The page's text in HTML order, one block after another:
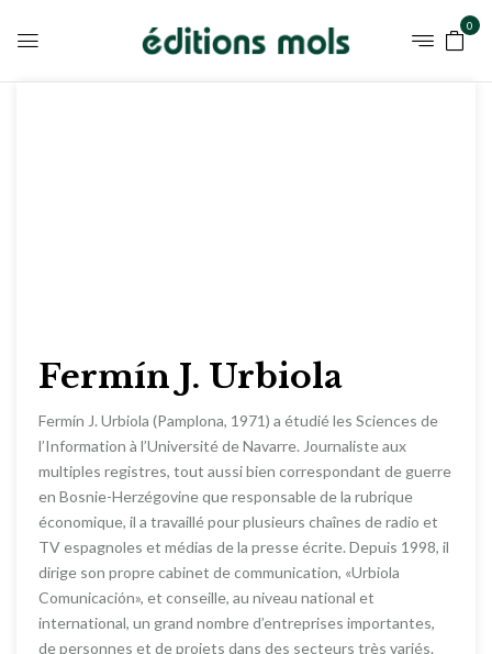
0
Fermín J. Urbiola
Fermín J. Urbiola (Pamplona, 1971) a étudié les Sciences de
l’Information à l’Université de Navarre. Journaliste aux
multiples registres, tout aussi bien correspondant de guerre
en Bosnie-Herzégovine que responsable de la rubrique
économique, il a travaillé pour plusieurs chaînes de radio et
TV espagnoles et médias de la presse écrite. Depuis 1998, il
dirige son propre cabinet de communication, «Urbiola
Comunicación», et conseille, au niveau national et
international, un grand nombre d’entreprises importantes,
de personnes et de projets dans des secteurs très variés.